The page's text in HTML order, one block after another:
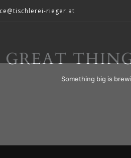
rieger.at
GREAT
Something big is